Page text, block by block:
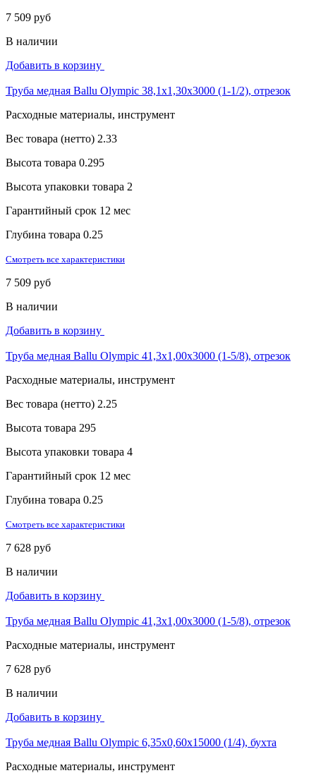
7 509 руб
В наличии
Добавить в корзину
Труба медная Ballu Olympic 38,1х1,30х3000 (1-1/2), отрезок
Расходные материалы, инструмент
Вес товара (нетто) 2.33
Высота товара 0.295
Высота упаковки товара 2
Гарантийный срок 12 мес
Глубина товара 0.25
Смотреть все характеристики
7 509 руб
В наличии
Добавить в корзину
Труба медная Ballu Olympic 41,3х1,00х3000 (1-5/8), отрезок
Расходные материалы, инструмент
Вес товара (нетто) 2.25
Высота товара 295
Высота упаковки товара 4
Гарантийный срок 12 мес
Глубина товара 0.25
Смотреть все характеристики
7 628 руб
В наличии
Добавить в корзину
Труба медная Ballu Olympic 41,3х1,00х3000 (1-5/8), отрезок
Расходные материалы, инструмент
7 628 руб
В наличии
Добавить в корзину
Труба медная Ballu Olympic 6,35х0,60х15000 (1/4), бухта
Расходные материалы, инструмент